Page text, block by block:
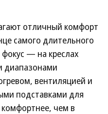
отличный комфорт
самого длительного
— на креслах
диапазонами
вентиляцией и
подставками для
чем в